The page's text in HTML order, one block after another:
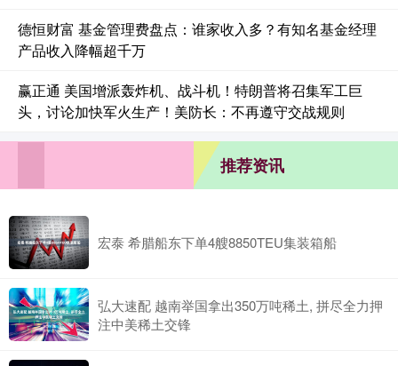
德恒财富 基金管理费盘点：谁家收入多？有知名基金经理
产品收入降幅超千万
赢正通 美国增派轰炸机、战斗机！特朗普将召集军工巨
头，讨论加快军火生产！美防长：不再遵守交战规则
推荐资讯
宏泰 希腊船东下单4艘8850TEU集装箱船
弘大速配 越南举国拿出350万吨稀土, 拼尽全力押
注中美稀土交锋